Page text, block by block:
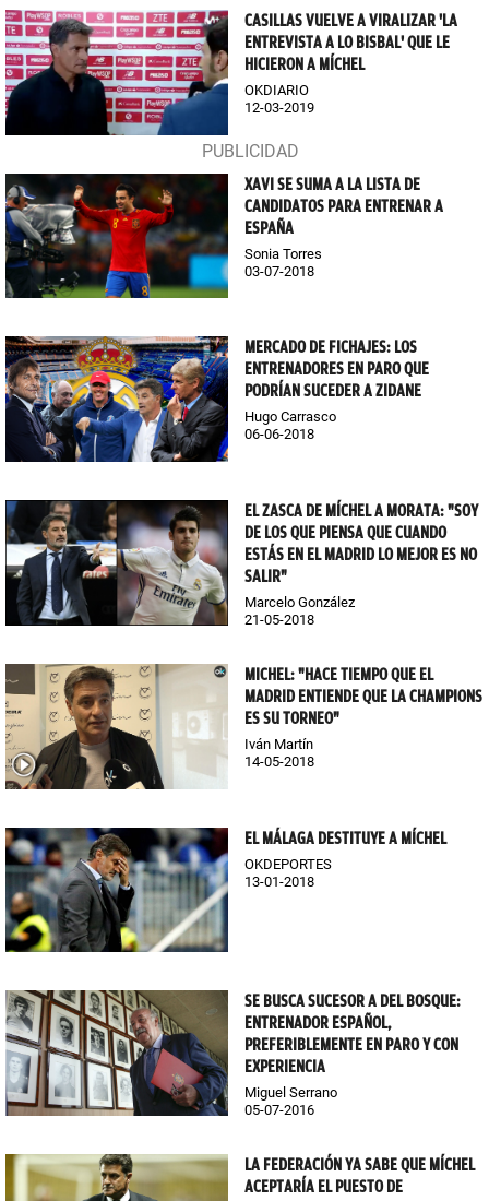
CASILLAS VUELVE A VIRALIZAR 'LA
ENTREVISTA A LO BISBAL' QUE LE
HICIERON A MÍCHEL
OKDIARIO
12-03-2019
XAVI SE SUMA A LA LISTA DE
CANDIDATOS PARA ENTRENAR A
ESPAÑA
Sonia Torres
03-07-2018
MERCADO DE FICHAJES: LOS
ENTRENADORES EN PARO QUE
PODRÍAN SUCEDER A ZIDANE
Hugo Carrasco
06-06-2018
EL ZASCA DE MÍCHEL A MORATA: "SOY
DE LOS QUE PIENSA QUE CUANDO
ESTÁS EN EL MADRID LO MEJOR ES NO
SALIR"
Marcelo González
21-05-2018
MICHEL: "HACE TIEMPO QUE EL
MADRID ENTIENDE QUE LA CHAMPIONS
ES SU TORNEO"
Iván Martín
14-05-2018
EL MÁLAGA DESTITUYE A MÍCHEL
OKDEPORTES
13-01-2018
SE BUSCA SUCESOR A DEL BOSQUE:
ENTRENADOR ESPAÑOL,
PREFERIBLEMENTE EN PARO Y CON
EXPERIENCIA
Miguel Serrano
05-07-2016
LA FEDERACIÓN YA SABE QUE MÍCHEL
ACEPTARÍA EL PUESTO DE